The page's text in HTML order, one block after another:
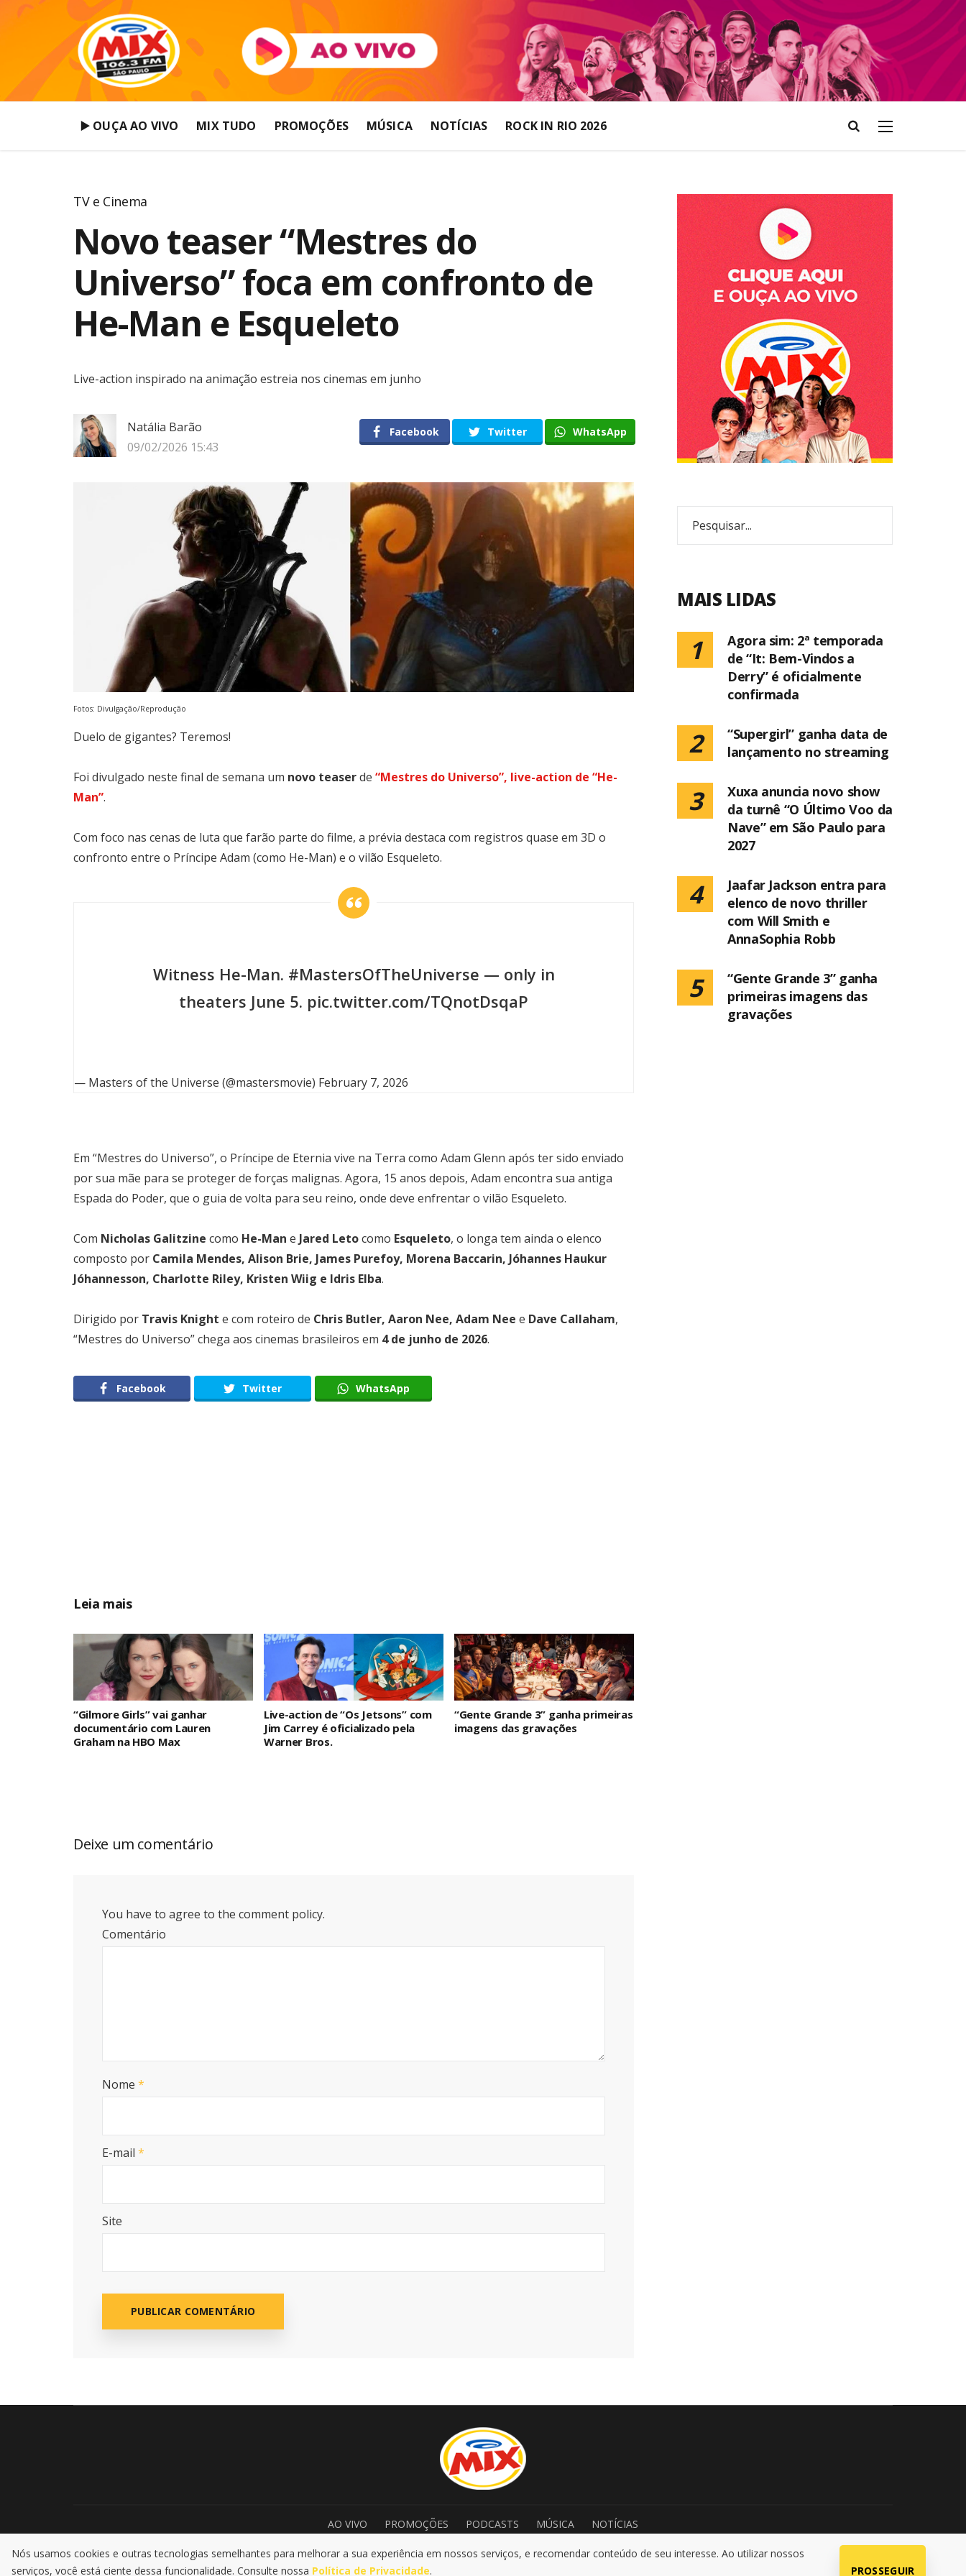
▶️ OUÇA AO VIVO MIX TUDO PROMOÇÕES MÚSICA NOTÍCIAS ROCK IN RIO 2026
TV e Cinema
Novo teaser “Mestres do
Universo” foca em confronto de
He-Man e Esqueleto
Live-action inspirado na animação estreia nos cinemas em junho
Natália Barão
09/02/2026 15:43
Facebook Twitter WhatsApp
Fotos: Divulgação/Reprodução
Duelo de gigantes? Teremos!
Foi divulgado neste final de semana um novo teaserde “Mestres do Universo”, live-action de “He-
Man”.
Com foco nas cenas de luta que farão parte do filme, a prévia destaca com registros quase em 3D o
confronto entre o Príncipe Adam (como He-Man) e o vilão Esqueleto.
Witness He-Man. #MastersOfTheUniverse — only in
theaters June 5. pic.twitter.com/TQnotDsqaP
— Masters of the Universe (@mastersmovie) February 7, 2026
Em “Mestres do Universo”, o Príncipe de Eternia vive na Terra como Adam Glenn após ter sido enviado
por sua mãe para se proteger de forças malignas. Agora, 15 anos depois, Adam encontra sua antiga
Espada do Poder, que o guia de volta para seu reino, onde deve enfrentar o vilão Esqueleto.
Com Nicholas Galitzine como He-Man e Jared Letocomo Esqueleto, o longa tem ainda o elenco
composto por Camila Mendes, Alison Brie, James Purefoy, Morena Baccarin, Jóhannes Haukur
Jóhannesson, Charlotte Riley, Kristen Wiig e Idris Elba.
Dirigido por Travis Knight e com roteiro de Chris Butler, Aaron Nee, Adam Nee e Dave Callaham,
“Mestres do Universo” chega aos cinemas brasileiros em 4 de junho de 2026.
Facebook Twitter WhatsApp
Leia mais
“Gilmore Girls” vai ganhar
documentário com Lauren
Graham na HBO Max
Live-action de “Os Jetsons” com
Jim Carrey é oficializado pela
Warner Bros.
“Gente Grande 3” ganha primeiras
imagens das gravações
Deixe um comentário
You have to agree to the comment policy.
Comentário
Nome *
E-mail *
Site
MAIS LIDAS
1
Agora sim: 2ª temporada
de “It: Bem-Vindos a
Derry” é oficialmente
confirmada
2
“Supergirl” ganha data de
lançamento no streaming
3
Xuxa anuncia novo show
da turnê “O Último Voo da
Nave” em São Paulo para
2027
4
Jaafar Jackson entra para
elenco de novo thriller
com Will Smith e
AnnaSophia Robb
5
“Gente Grande 3” ganha
primeiras imagens das
gravações
AO VIVO PROMOÇÕES PODCASTS MÚSICA NOTÍCIAS
Política de Privacidade|LGPD
Editor Picks
Nós usamos cookies e outras tecnologias semelhantes para melhorar a sua experiência em nossos serviços, e recomendar conteúdo de seu interesse. Ao utilizar nossos
serviços, você está ciente dessa funcionalidade. Consulte nossa Política de Privacidade. PROSSEGUIR